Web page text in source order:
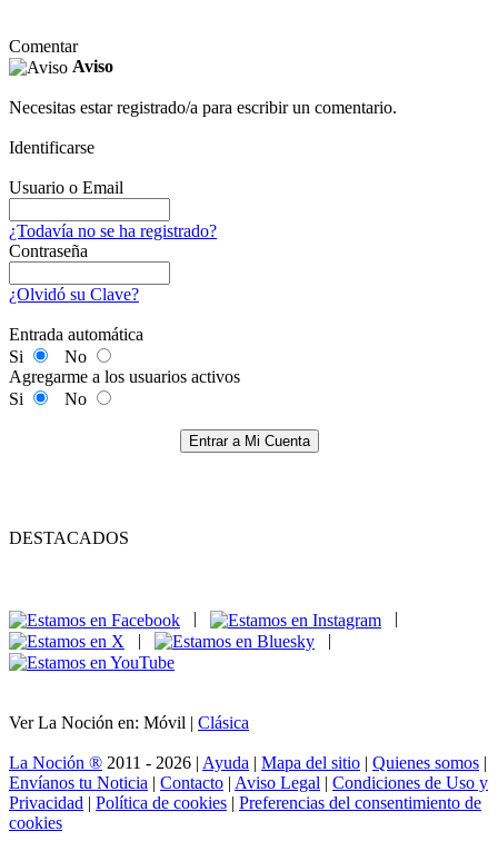
Comentar
Aviso
Necesitas estar registrado/a para escribir un comentario.
Identificarse
Usuario o Email
¿Todavía no se ha registrado?
Contraseña
¿Olvidó su Clave?
Entrada automática
Si
No
Agregarme a los usuarios activos
Si
No
Entrar a Mi Cuenta
DESTACADOS
|
|
Ver La Noción en: Móvil | Clásica
La Noción ® 2011 - 2026 | Ayuda | Mapa del sitio | Quienes somos |
Envíanos tu Noticia | Contacto | Aviso Legal | Condiciones de Uso y
Privacidad | Política de cookies | Preferencias del consentimiento de
cookies